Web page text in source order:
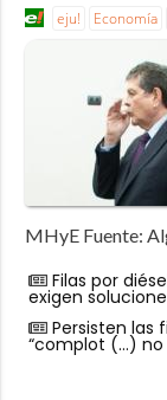
eju! Economía
MHyE Fuente:
Filas por
exigen
Persisten las
“complot (…) no